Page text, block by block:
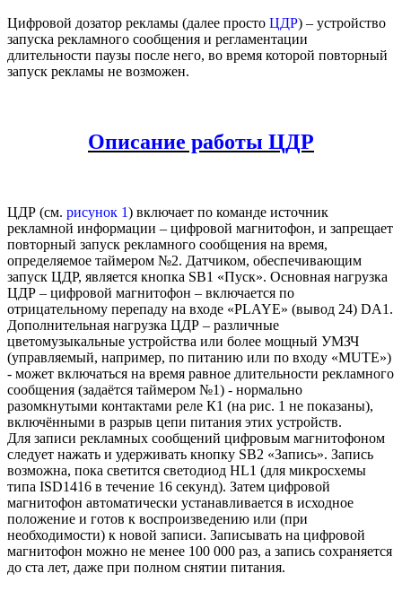
Цифровой дозатор рекламы (далее просто ЦДР) – устройство
запуска рекламного сообщения и регламентации
длительности паузы после него, во время которой повторный
запуск рекламы не возможен.
Описание работы ЦДР
ЦДР (см. рисунок 1) включает по команде источник
рекламной информации – цифровой магнитофон, и запрещает
повторный запуск рекламного сообщения на время,
определяемое таймером №2. Датчиком, обеспечивающим
запуск ЦДР, является кнопка SB1 «Пуск». Основная нагрузка
ЦДР – цифровой магнитофон – включается по
отрицательному перепаду на входе «PLAYE» (вывод 24) DA1.
Дополнительная нагрузка ЦДР – различные
цветомузыкальные устройства или более мощный УМЗЧ
(управляемый, например, по питанию или по входу «MUTE»)
- может включаться на время равное длительности рекламного
сообщения (задаётся таймером №1) - нормально
разомкнутыми контактами реле К1 (на рис. 1 не показаны),
включёнными в разрыв цепи питания этих устройств.
Для записи рекламных сообщений цифровым магнитофоном
следует нажать и удерживать кнопку SB2 «Запись». Запись
возможна, пока светится светодиод HL1 (для микросхемы
типа ISD1416 в течение 16 секунд). Затем цифровой
магнитофон автоматически устанавливается в исходное
положение и готов к воспроизведению или (при
необходимости) к новой записи. Записывать на цифровой
магнитофон можно не менее 100 000 раз, а запись сохраняется
до ста лет, даже при полном снятии питания.